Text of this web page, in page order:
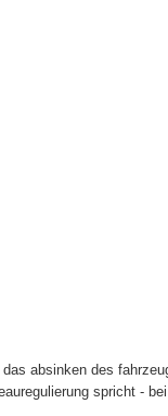
absinken des
spricht -